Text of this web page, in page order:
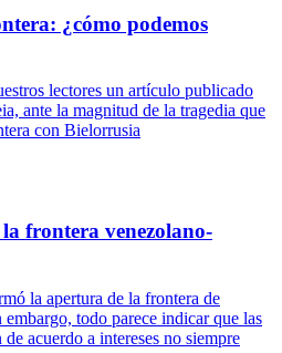
¿cómo podemos
lectores un artículo publicado
ante la magnitud de la tragedia que
con Bielorrusia
frontera venezolano-
la apertura de la frontera de
todo parece indicar que las
acuerdo a intereses no siempre